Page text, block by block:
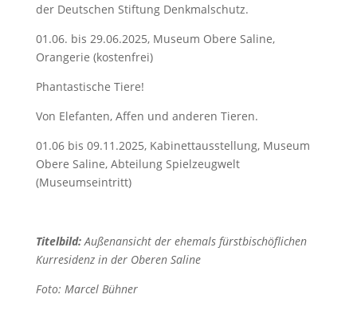
der Deutschen Stiftung Denkmalschutz.
01.06. bis 29.06.2025, Museum Obere Saline,
Orangerie (kostenfrei)
Phantastische Tiere!
Von Elefanten, Affen und anderen Tieren.
01.06 bis 09.11.2025, Kabinettausstellung, Museum
Obere Saline, Abteilung Spielzeugwelt
(Museumseintritt)
Titelbild: Außenansicht der ehemals fürstbischöflichen
Kurresidenz in der Oberen Saline
Foto: Marcel Bühner